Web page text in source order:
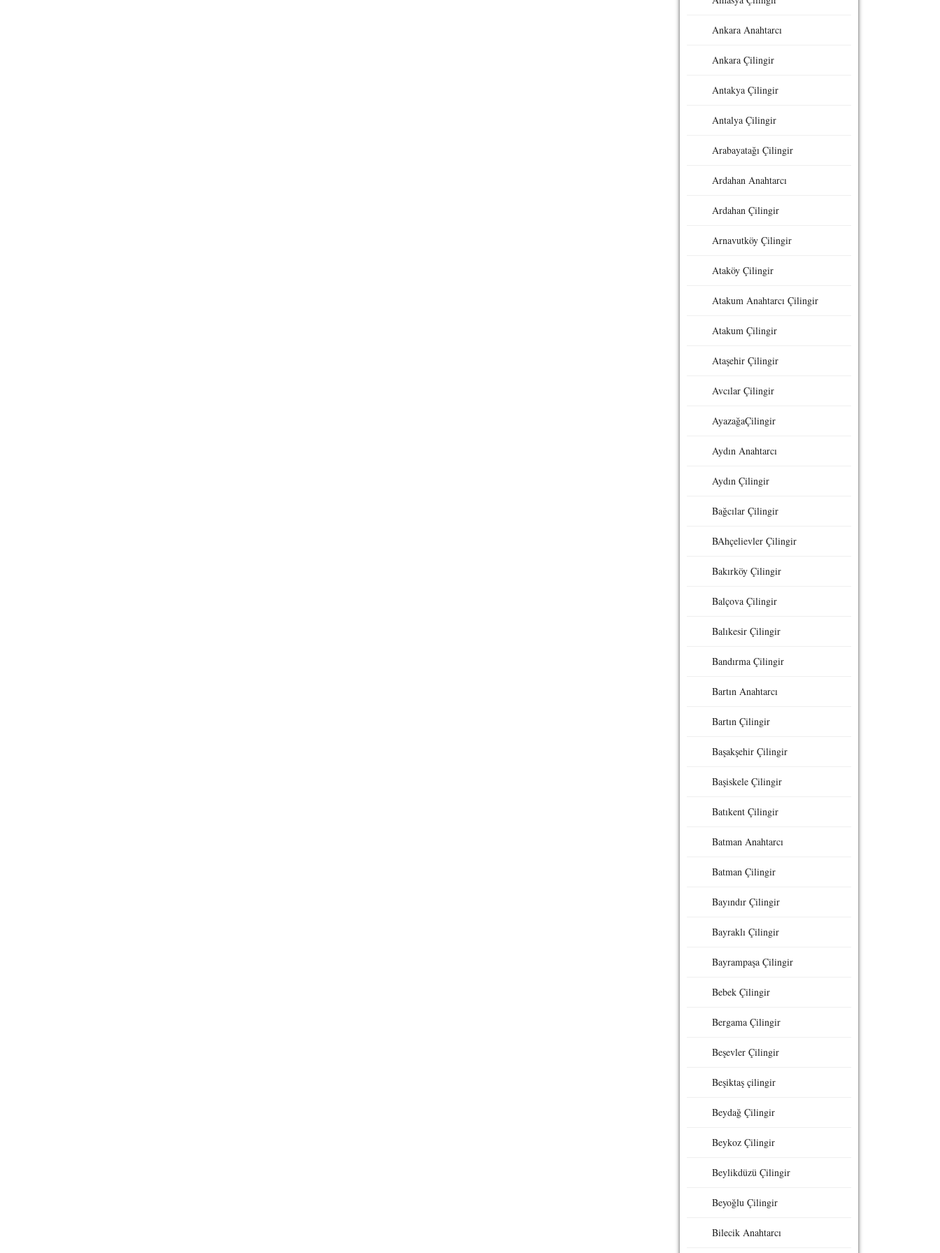
Ankara Anahtarcı
Ankara Çilingir
Antakya Çilingir
Antalya Çilingir
Arabayatağı Çilingir
Ardahan Anahtarcı
Ardahan Çilingir
Arnavutköy Çilingir
Ataköy Çilingir
Atakum Anahtarcı Çilingir
Atakum Çilingir
Ataşehir Çilingir
Avcılar Çilingir
AyazağaÇilingir
Aydın Anahtarcı
Aydın Çilingir
Bağcılar Çilingir
BAhçelievler Çilingir
Bakırköy Çilingir
Balçova Çilingir
Balıkesir Çilingir
Bandırma Çilingir
Bartın Anahtarcı
Bartın Çilingir
Başakşehir Çilingir
Başiskele Çilingir
Batıkent Çilingir
Batman Anahtarcı
Batman Çilingir
Bayındır Çilingir
Bayraklı Çilingir
Bayrampaşa Çilingir
Bebek Çilingir
Bergama Çilingir
Beşevler Çilingir
Beşiktaş çilingir
Beydağ Çilingir
Beykoz Çilingir
Beylikdüzü Çilingir
Beyoğlu Çilingir
Bilecik Anahtarcı